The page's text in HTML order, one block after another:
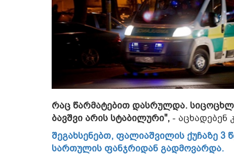
რაც წარმატებით დასრულდა.
ბავშვი არის სტაბილური", - აცხადებენ
შეგახსენებთ, ფალიაშვილის ქუჩაზე 3
სართულის ფანჯრიდან გადმოვარდა.